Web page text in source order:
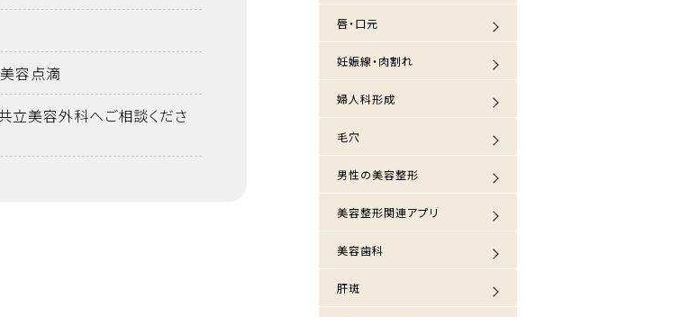
容点滴
立美容外科へご相談くださ
唇・口元
妊娠線・肉割れ
婦人科形成
毛穴
男性の美容整形
美容整形関連アプリ
美容歯科
肝斑